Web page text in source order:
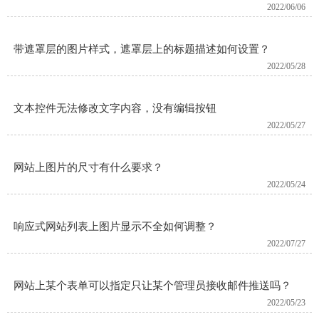
2022/06/06
带遮罩层的图片样式，遮罩层上的标题描述如何设置？
2022/05/28
文本控件无法修改文字内容，没有编辑按钮
2022/05/27
网站上图片的尺寸有什么要求？
2022/05/24
响应式网站列表上图片显示不全如何调整？
2022/07/27
网站上某个表单可以指定只让某个管理员接收邮件推送吗？
2022/05/23